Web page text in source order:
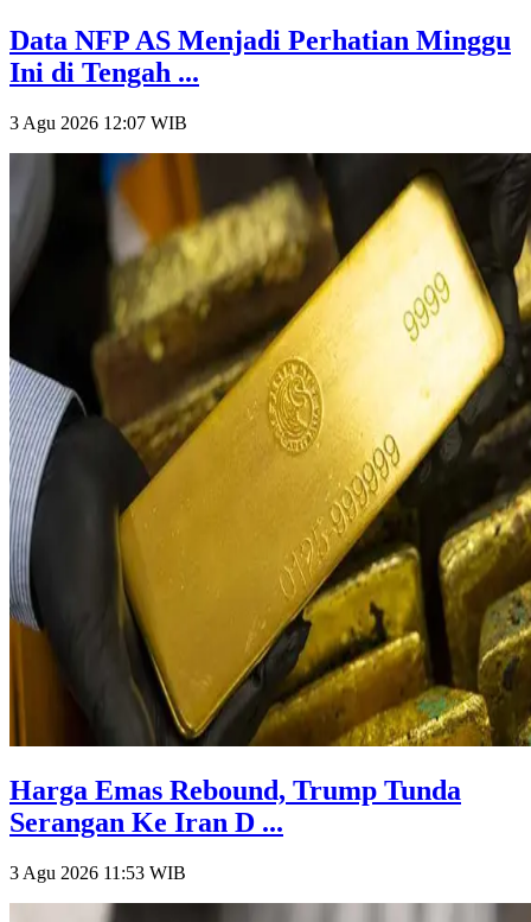
Data NFP AS Menjadi Perhatian Minggu
Ini di Tengah ...
3 Agu 2026 12:07 WIB
Harga Emas Rebound, Trump Tunda
Serangan Ke Iran D ...
3 Agu 2026 11:53 WIB